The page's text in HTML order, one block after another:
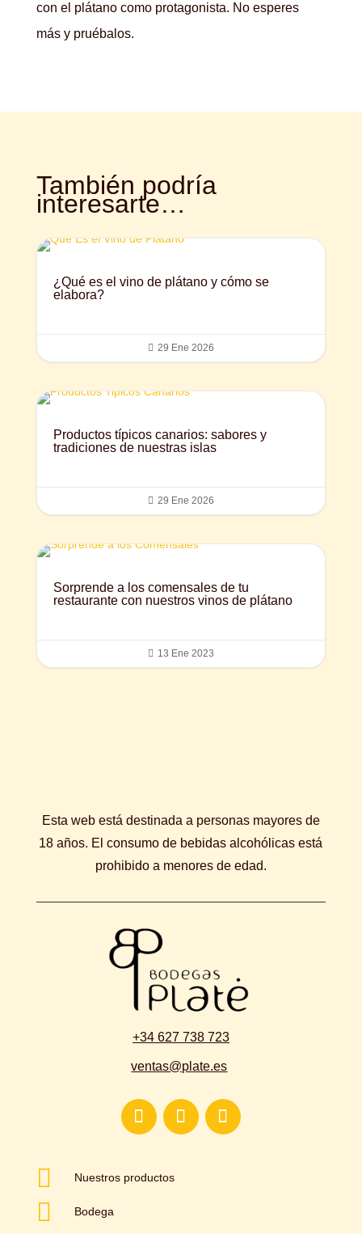
con el plátano como protagonista. No esperes
más y pruébalos.
También podría
interesarte…
¿Qué es el vino de plátano y cómo se
elabora?
 29 Ene 2026
Productos típicos canarios: sabores y
tradiciones de nuestras islas
 29 Ene 2026
Sorprende a los comensales de tu
restaurante con nuestros vinos de plátano
 13 Ene 2023
Esta web está destinada a personas mayores de
18 años. El consumo de bebidas alcohólicas está
prohibido a menores de edad.
+34 627 738 723
ventas@plate.es
 Nuestros productos
 Bodega